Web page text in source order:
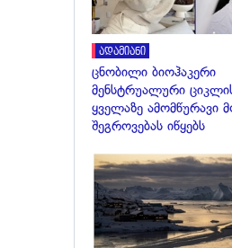
ადამიანი
ცნობილი ბიოჰაკერი
მენსტრუალური
ყველაზე ამომწურავი
შეგროვებას იწყებს